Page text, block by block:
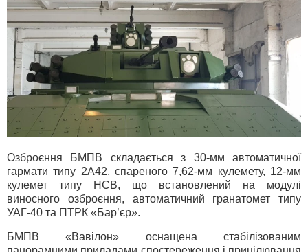
Озброєння БМПВ складається з 30-мм автоматичної
гармати типу 2А42, спареного 7,62-мм кулемету, 12-мм
кулемет типу НСВ, що встановлений на модулі
виносного озброєння, автоматичний гранатомет типу
УАГ-40 та ПТРК «Бар’єр».
БМПВ «Вавілон» оснащена стабілізованим